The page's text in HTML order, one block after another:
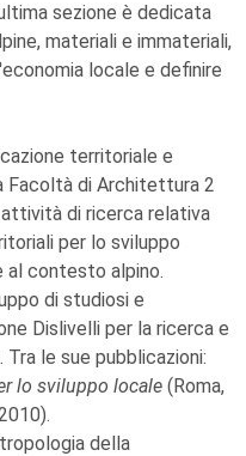
sezione è dedicata
materiali e immateriali,
locale e definire
territoriale e
Facoltà di Architettura 2
di ricerca relativa
per lo sviluppo
al contesto alpino.
di studiosi e
Dislivelli per la ricerca e
le sue pubblicazioni:
lo sviluppo locale (Roma,
della